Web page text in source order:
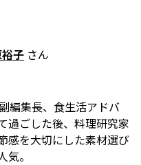
子 さん
編集長、食生活アドバ
過ごした後、料理研究家
感を大切にした素材選び
。